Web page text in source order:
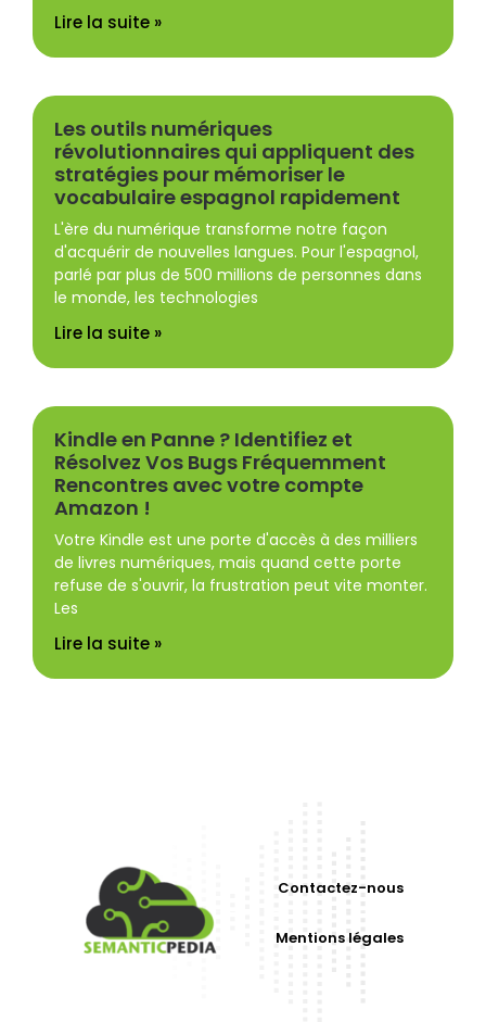
Lire la suite »
Les outils numériques
révolutionnaires qui appliquent des
stratégies pour mémoriser le
vocabulaire espagnol rapidement
L'ère du numérique transforme notre façon
d'acquérir de nouvelles langues. Pour l'espagnol,
parlé par plus de 500 millions de personnes dans
le monde, les technologies
Lire la suite »
Kindle en Panne ? Identifiez et
Résolvez Vos Bugs Fréquemment
Rencontres avec votre compte
Amazon !
Votre Kindle est une porte d'accès à des milliers
de livres numériques, mais quand cette porte
refuse de s'ouvrir, la frustration peut vite monter.
Les
Lire la suite »
Contactez-nous
Mentions légales